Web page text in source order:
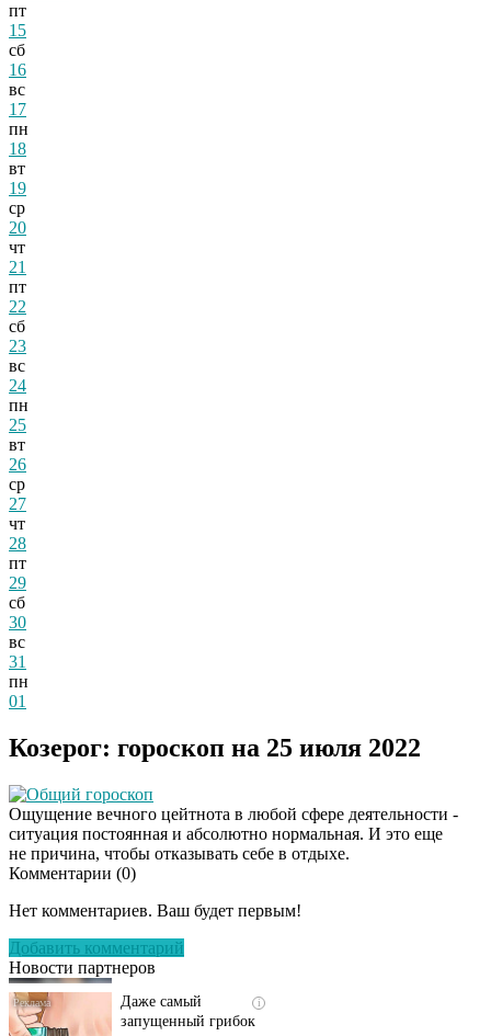
пт
15
сб
16
вс
17
пн
18
вт
19
ср
20
чт
21
пт
22
сб
23
вс
24
пн
25
вт
26
ср
27
чт
28
пт
29
сб
30
вс
31
пн
01
Козерог: гороскоп на 25 июля 2022
Общий гороскоп
Ощущение вечного цейтнота в любой сфере деятельности -
ситуация постоянная и абсолютно нормальная. И это еще
не причина, чтобы отказывать себе в отдыхе.
Комментарии (0)
Нет комментариев. Ваш будет первым!
Добавить комментарий
Новости партнеров
Стартовала кампания
дорогу»
запущенный грибок
исчезнет с корнем,